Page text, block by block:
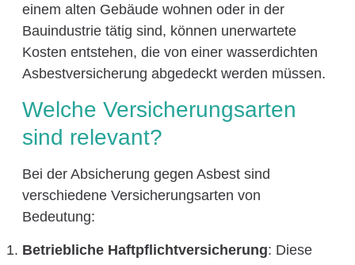
einem alten Gebäude wohnen oder in der
Bauindustrie tätig sind, können unerwartete
Kosten entstehen, die von einer wasserdichten
Asbestversicherung abgedeckt werden müssen.
Welche Versicherungsarten
sind relevant?
Bei der Absicherung gegen Asbest sind
verschiedene Versicherungsarten von
Bedeutung:
Betriebliche Haftpflichtversicherung: Diese